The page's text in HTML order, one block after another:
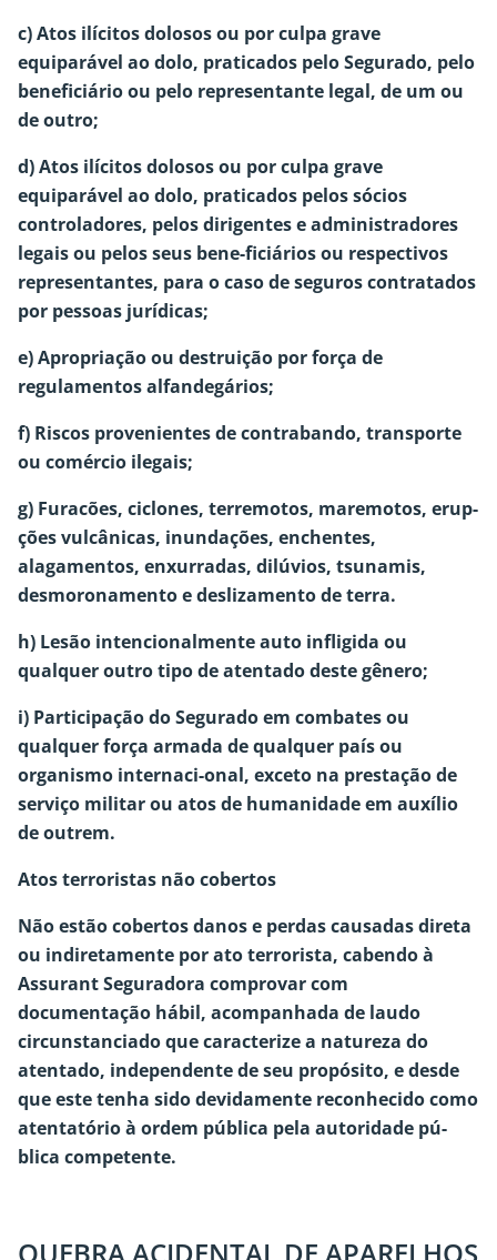
c) Atos ilícitos dolosos ou por culpa grave
equiparável ao dolo, praticados pelo Segurado, pelo
beneficiário ou pelo representante legal, de um ou
de outro;
d) Atos ilícitos dolosos ou por culpa grave
equiparável ao dolo, praticados pelos sócios
controladores, pelos dirigentes e administradores
legais ou pelos seus bene-ficiários ou respectivos
representantes, para o caso de seguros contratados
por pessoas jurídicas;
e) Apropriação ou destruição por força de
regulamentos alfandegários;
f) Riscos provenientes de contrabando, transporte
ou comércio ilegais;
g) Furacões, ciclones, terremotos, maremotos, erup-
ções vulcânicas, inundações, enchentes,
alagamentos, enxurradas, dilúvios, tsunamis,
desmoronamento e deslizamento de terra.
h) Lesão intencionalmente auto infligida ou
qualquer outro tipo de atentado deste gênero;
i) Participação do Segurado em combates ou
qualquer força armada de qualquer país ou
organismo internaci-onal, exceto na prestação de
serviço militar ou atos de humanidade em auxílio
de outrem.
Atos terroristas não cobertos
Não estão cobertos danos e perdas causadas direta
ou indiretamente por ato terrorista, cabendo à
Assurant Seguradora comprovar com
documentação hábil, acompanhada de laudo
circunstanciado que caracterize a natureza do
atentado, independente de seu propósito, e desde
que este tenha sido devidamente reconhecido como
atentatório à ordem pública pela autoridade pú-
blica competente.